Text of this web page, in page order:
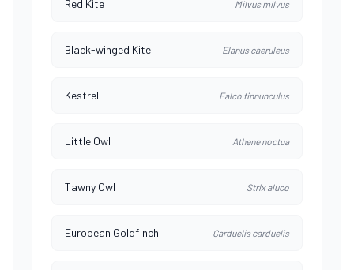
Red Kite Milvus milvus
Black-winged Kite Elanus caeruleus
Kestrel Falco tinnunculus
Little Owl Athene noctua
Tawny Owl Strix aluco
European Goldfinch Carduelis carduelis